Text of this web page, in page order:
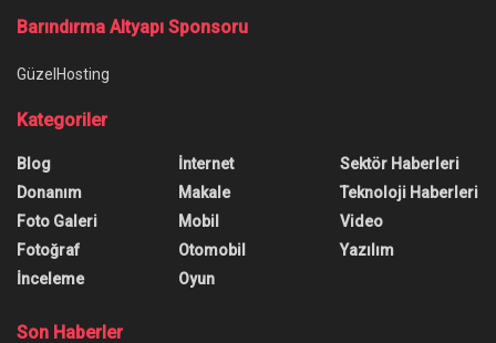
Yapay Zeka, X’teki Topluluk
Notlarına El Atacak
Yapay zeka, sosyal medya platformu X'teki
topluluk notlarına da el atıyor. Bu topluluk notları,
yapay zeka tarafından da oluşturabilecek.
Yazar: Burak Öz